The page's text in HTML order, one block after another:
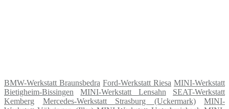
BMW-Werkstatt Braunsbedra Ford-Werkstatt Riesa MINI-Werkstatt
Bietigheim-Bissingen
MINI-Werkstatt Lensahn
SEAT-Werkstatt
Kemberg
Mercedes-Werkstatt Strasburg (Uckermark)
MINI-